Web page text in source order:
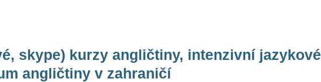
skype) kurzy angličtiny, intenzivní jazykové
angličtiny v zahraničí